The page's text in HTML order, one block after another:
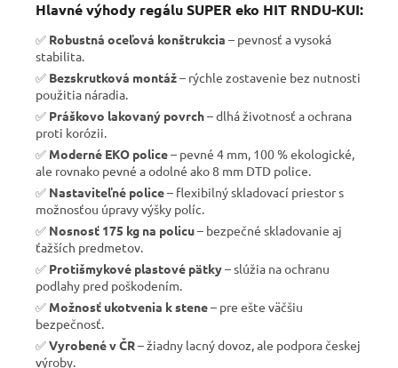
Hlavné výhody regálu SUPER eko HIT RNDU-KUI:
✅ Robustná oceľová konštrukcia – pevnosť a vysoká
stabilita.
✅ Bezskrutková montáž– rýchle zostavenie bez nutnosti
použitia náradia.
✅ Práškovo lakovaný povrch– dlhá životnosť a ochrana
proti korózii.
✅ Moderné EKO police– pevné 4 mm, 100 % ekologické,
ale rovnako pevné a odolné ako 8 mm DTD police.
✅ Nastaviteľné police– flexibilný skladovací priestor s
možnosťou úpravy výšky políc.
✅ Nosnosť 175 kg na policu– bezpečné skladovanie aj
ťažších predmetov.
✅ Protišmykové plastové pätky– slúžia na ochranu
podlahy pred poškodením.
✅ Možnosť ukotvenia k stene– pre ešte väčšiu
bezpečnosť.
✅Vyrobené v ČR– žiadny lacný dovoz, ale podpora českej
výroby.